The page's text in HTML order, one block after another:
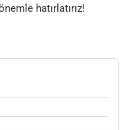
hatırlatırız!